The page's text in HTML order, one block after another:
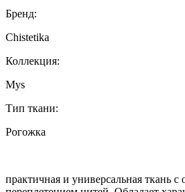
Бренд:
Chistetika
Коллекция:
Mys
Тип ткани:
Рогожка
практичная и универсальная ткань